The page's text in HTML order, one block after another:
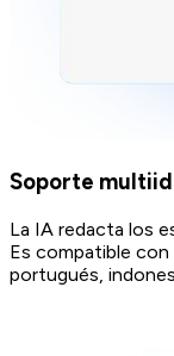
Soporte
La IA redacta los
Es compatible con
portugués,